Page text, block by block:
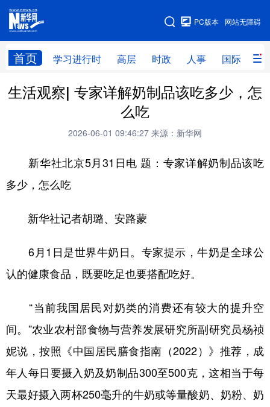
网站无障碍
PC版本
首页 学习进行时 高层 时政 人事 国际 财
网站地图
学习进行时 高层 时政 人事
全球连线
科技 科创 量子 体育
文化
访谈 视频
食品 人居 信息化
彩票 娱乐 悦读
公益 一带一路 亚太网 上市公司
文化产业
生活观察| 专家详解奶制品该吃多少，怎
么吃
2026-06-01 09:46:27 来源：新华网
新华社北京5月31日电 题：专家详解奶制品该吃
多少，怎么吃
新华社记者胡璐、安路蒙
6月1日是世界牛奶日。专家提示，牛奶是全球公
认的健康食品，既要吃足也要搭配吃好。
“当前我国居民对奶类的消费还有较大的提升空
间。”农业农村部食物与营养发展研究所副研究员杨祯
妮说，按照《中国居民膳食指南（2022）》推荐，成
年人每日要摄入奶及奶制品300至500克，这相当于每
天最好摄入两杯250毫升的牛奶或等量酸奶、奶粉、奶